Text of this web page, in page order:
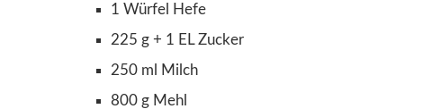
1 Würfel Hefe
225 g + 1 EL Zucker
250 ml Milch
800 g Mehl